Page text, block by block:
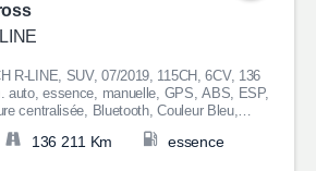
R-LINE, SUV, 07/2019, 115CH, 6CV, 136
auto, essence, manuelle, GPS, ABS, ESP,
centralisée, Bluetooth, Couleur Bleu,
136 211 Km essence